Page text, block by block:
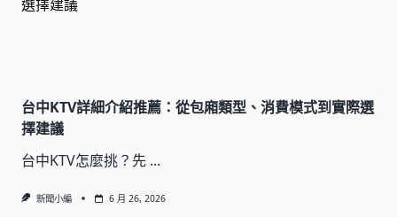
台中KTV詳細介紹推薦：從包廂類型、消費模式到實際選
擇建議
台中KTV怎麼挑？先 ...
新聞小編 6 月 26, 2026